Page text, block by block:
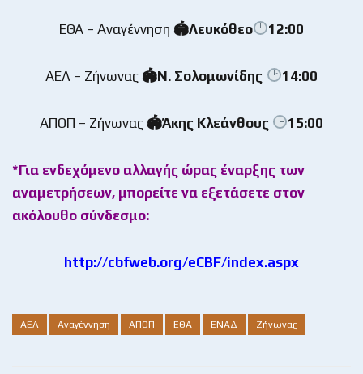
ΕΘΑ – Αναγέννηση 🏟Λευκόθεο 12:00
ΑΕΛ – Ζήνωνας 🏟Ν. Σολομωνίδης 14:00
ΑΠΟΠ – Ζήνωνας 🏟Άκης Κλεάνθους 15:00
*Για ενδεχόμενο αλλαγής ώρας έναρξης των
αναμετρήσεων, μπορείτε να εξετάσετε στον
ακόλουθο σύνδεσμο:
http://cbfweb.org/eCBF/index.aspx
ΑΕΛ Αναγέννηση ΑΠΟΠ ΕΘΑ ΕΝΑΔ Ζήνωνας